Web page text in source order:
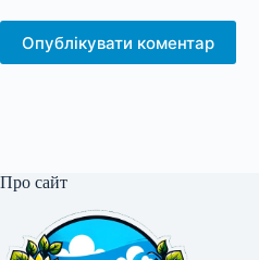
Опублікувати коментар
Про сайт